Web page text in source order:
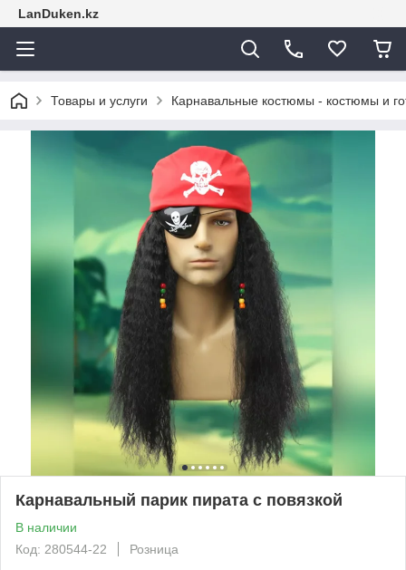
LanDuken.kz
Товары и услуги Карнавальные костюмы - костюмы и
Карнавальный парик пирата с повязкой
В наличии
Код: 280544-22
Розница